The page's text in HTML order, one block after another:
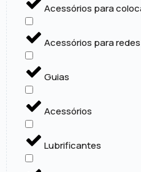
Acessórios para
Acessórios para
Guias
Acessórios
Lubrificantes